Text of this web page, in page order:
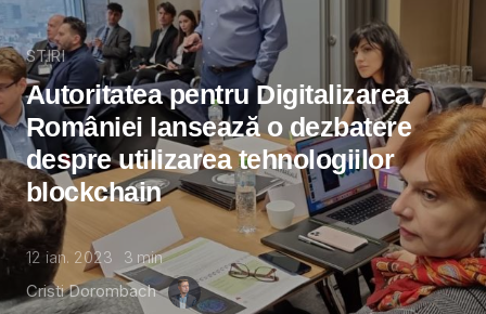
STIRI
Autoritatea pentru Digitalizarea
României lansează o dezbatere
despre utilizarea tehnologiilor
blockchain
12 ian. 2023 3 min
Cristi Dorombach